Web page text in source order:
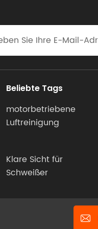
35
Beliebte Tags
motorbetriebene
Luftreinigung
Klare Sicht für
Schweißer